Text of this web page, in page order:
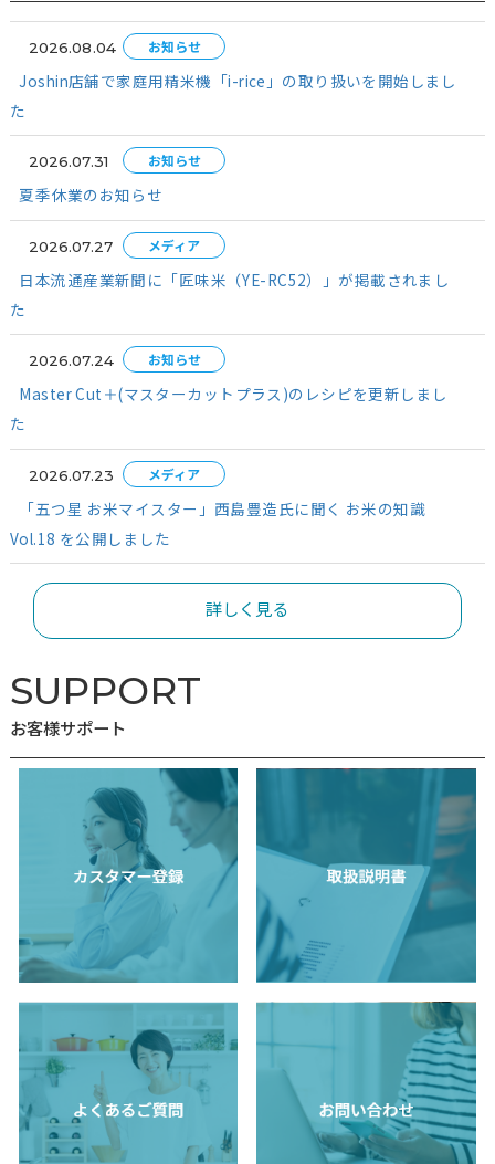
り、という説が有力だそうです。江戸時代は「うな丼」が主流だ
うですが、明治時代になると、冷めにくく出前に適した重箱が使
ようになり、「うな重」が広まったといわれています。東西での
の大きな違いは、調理方法です。 関東は「背開き・蒸す・身が
焼き・皮は直火でパリッと香ばしい」という違いがあります。そ
な重は、重箱の中にふっくらと盛った白飯の上に、醤油・みりん
糖・酒などから作ったタレをさっとかけ、その上に、タレを塗り
焼き上げた鰻の蒲焼きを乗せる料理です。お好みで山椒・七味・
椒などを振ったり、万能ねぎ・三つ葉・おろし山葵・刻み海苔・
茗荷などを添えたりして楽しみます。つまり、うな重のおいしさ
鰻そのものだけでなく、白飯のおいしさや特徴も大切だというこ
す。もう20年以上前になりますが、マスメディアから「究極のう
器の底までタレが流れ落ちず、一粒ごとに適度にタレを吸い込む
さらに、箸で鰻と白飯を一緒に持ち上げても零れ落ちない粘りが
がら、米粒には適度な張りと弾力があること。厚みのある鰻を乗
米粒が潰れず、米粒同士の間にわずかな隙間が残り、白飯として
たこまちの3大品種が人気の時代でした。 ほかの品種では条件に
が見つからなかったことから、最終的には、ある産地の硬めに炊
るコシヒカリを推薦した記憶があります。ですが実際に、自分が
していたのは、炊き上がりに甘みと粒感のあるコシヒカリと、切
く弾力のあるあきたこまちを中心にした、4品種のブレンド米で
どで、希少な鰻を手に入れやすくなりました。 そのため、ご家
重を楽しむ機会も増え、うな重に合うお米を探す方も多くなって
す。とはいえ、普段から食べ慣れているお米や、炊き慣れている
えします。まずは、お米を研いだ後、ザル上げや浸水をせず、す
を始めること。次に、普段のご飯がやわらかいと感じる場合は、
の水加減を少し控えめにしてください。 また、炊飯器の炊き分
を「もっちり」や「普通」ではなく、「あっさり」や「寿司米」
するのもおすすめです。炊飯器の場合は、炊き上がった時点で蒸
終わっているため、すぐに蓋を開け、ふんわりとご飯をほぐして
い。土鍋などで炊く場合は、蒸らし時間を13分程度にし、蒸ら
いことがポイントです。また、家庭用精米機をお持ちであれば、
はなく「8分つきモード」に変更してみてください。とはいえ、
ですので、いきなり本番で試すのは少しハードルが高いかもしれ
認してから、ぜひおいしいうな重を楽しんでください。
レシピ
マスターカットプラスレシピ
詳しく見る
NEWS
ニュース
2026.08.04 お知らせ
Joshin店舗で家庭用精米機「i-rice」の取り扱いを開始
2026.07.31
夏季休業のお知らせ
2026.07.27 メディア
日本流通産業新聞に「匠味米（YE-RC52）」が掲載さ
た